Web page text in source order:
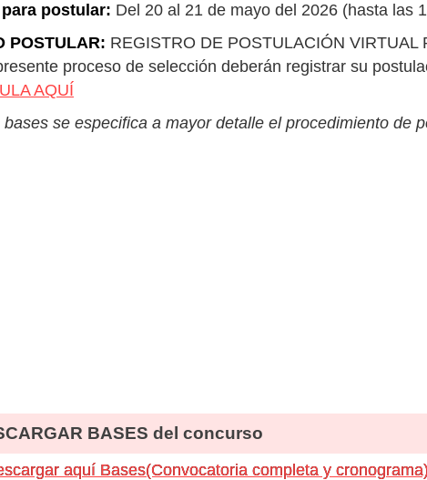
postular: Del 20 al 21 de mayo del 2026 (hasta las
POSTULAR: REGISTRO DE POSTULACIÓN
proceso de selección deberán registrar su
AQUÍ
bases se especifica a mayor detalle el procedimiento de
BASES del concurso
aquí Bases(Convocatoria completa y cronograma)